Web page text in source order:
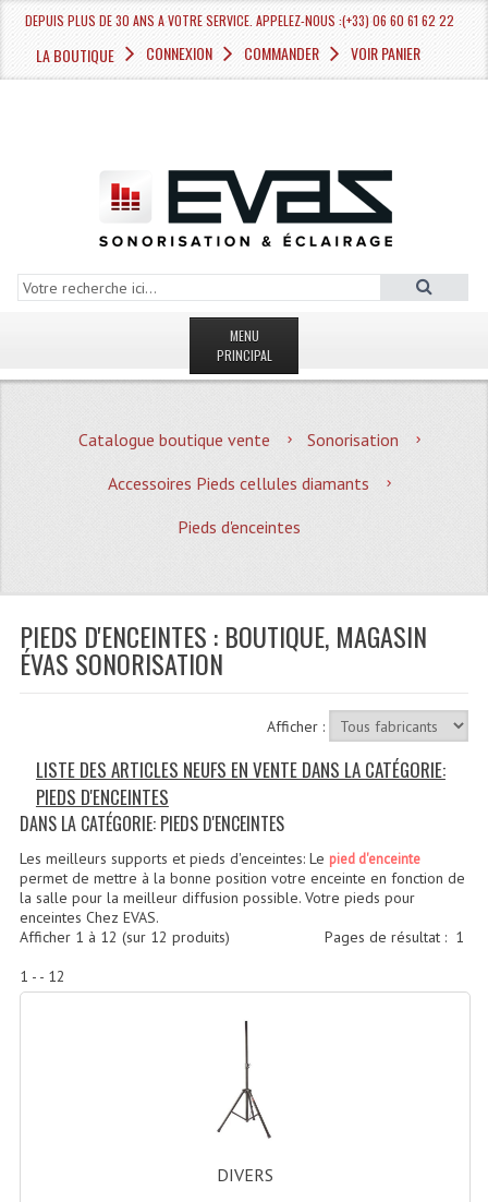
DEPUIS PLUS DE 30 ANS A VOTRE SERVICE. APPELEZ-NOUS :(+33) 06 60 61 62 22
LA BOUTIQUE CONNEXION COMMANDER VOIR PANIER
MENU
PRINCIPAL
MAGASIN
Quoi De Neuf?
Promotions
Location De Matériel
Le Matériel D´occasion
Recevoir Nos Promotions
CATÉGORIES
Sonorisation
Accessoires Pieds Cellules Diamants
Accessoires Micro, Pieds De Régie
Diamants
Catalogue boutique vente
Sonorisation
Accessoires Pieds cellules diamants
Pieds d'enceintes
PIEDS D'ENCEINTES : BOUTIQUE, MAGASIN
ÉVAS SONORISATION
Afficher :
LISTE DES ARTICLES NEUFS EN VENTE DANS LA CATÉGORIE:
PIEDS D'ENCEINTES
DANS LA CATÉGORIE: PIEDS D'ENCEINTES
Les meilleurs supports et pieds d'enceintes: Le pied d'enceinte
permet de mettre à la bonne position votre enceinte en fonction de
la salle pour la meilleur diffusion possible. Votre pieds pour
enceintes Chez EVAS.
Pages de résultat : 1
Afficher 1 à 12 (sur 12 produits)
1 - - 12
DIVERS